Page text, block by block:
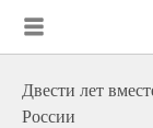
Двести лет
России